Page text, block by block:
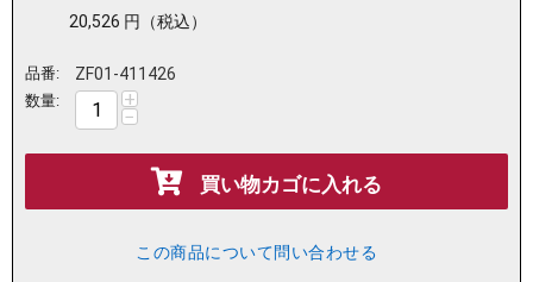
20,526 円 （税込）
品番: ZF01-411426
数量: +
−
買い物カゴに入れる
この商品について問い合わせる